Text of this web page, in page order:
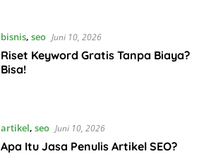
bisnis, seo Juni 10, 2026
Riset Keyword Gratis Tanpa Biaya?
Bisa!
artikel, seo Juni 10, 2026
Apa Itu Jasa Penulis Artikel SEO?